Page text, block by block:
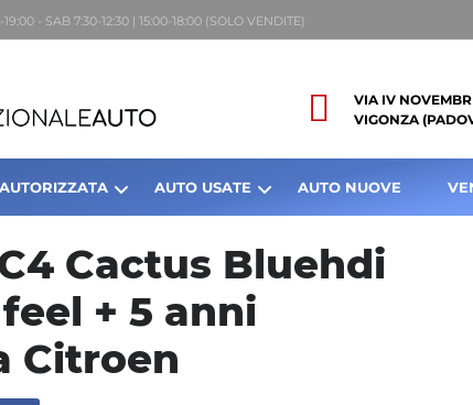
- SAB 7:30-12:30 | 15:00-18:00 (SOLO VENDITE)
VIA IV
VIGONZA
AUTO USATE AUTO NUOVE
Cactus Bluehdi
feel + 5 anni
Citroen